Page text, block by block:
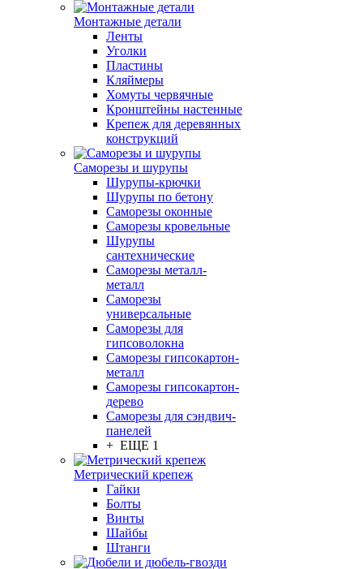
Монтажные детали
Ленты
Уголки
Пластины
Кляймеры
Хомуты червячные
Кронштейны настенные
Крепеж для деревянных
конструкций
Саморезы и шурупы
Шурупы-крючки
Шурупы по бетону
Саморезы оконные
Саморезы кровельные
Шурупы
сантехнические
Саморезы металл-
металл
Саморезы
универсальные
Саморезы для
гипсоволокна
Саморезы гипсокартон-
металл
Саморезы гипсокартон-
дерево
Саморезы для сэндвич-
панелей
+ ЕЩЕ 1
Метрический крепеж
Гайки
Болты
Винты
Шайбы
Штанги